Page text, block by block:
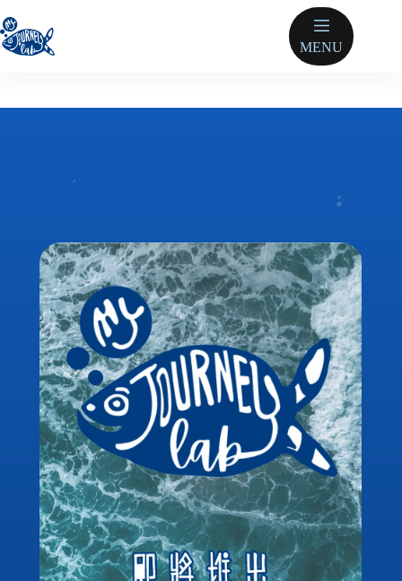
至
主
MENU